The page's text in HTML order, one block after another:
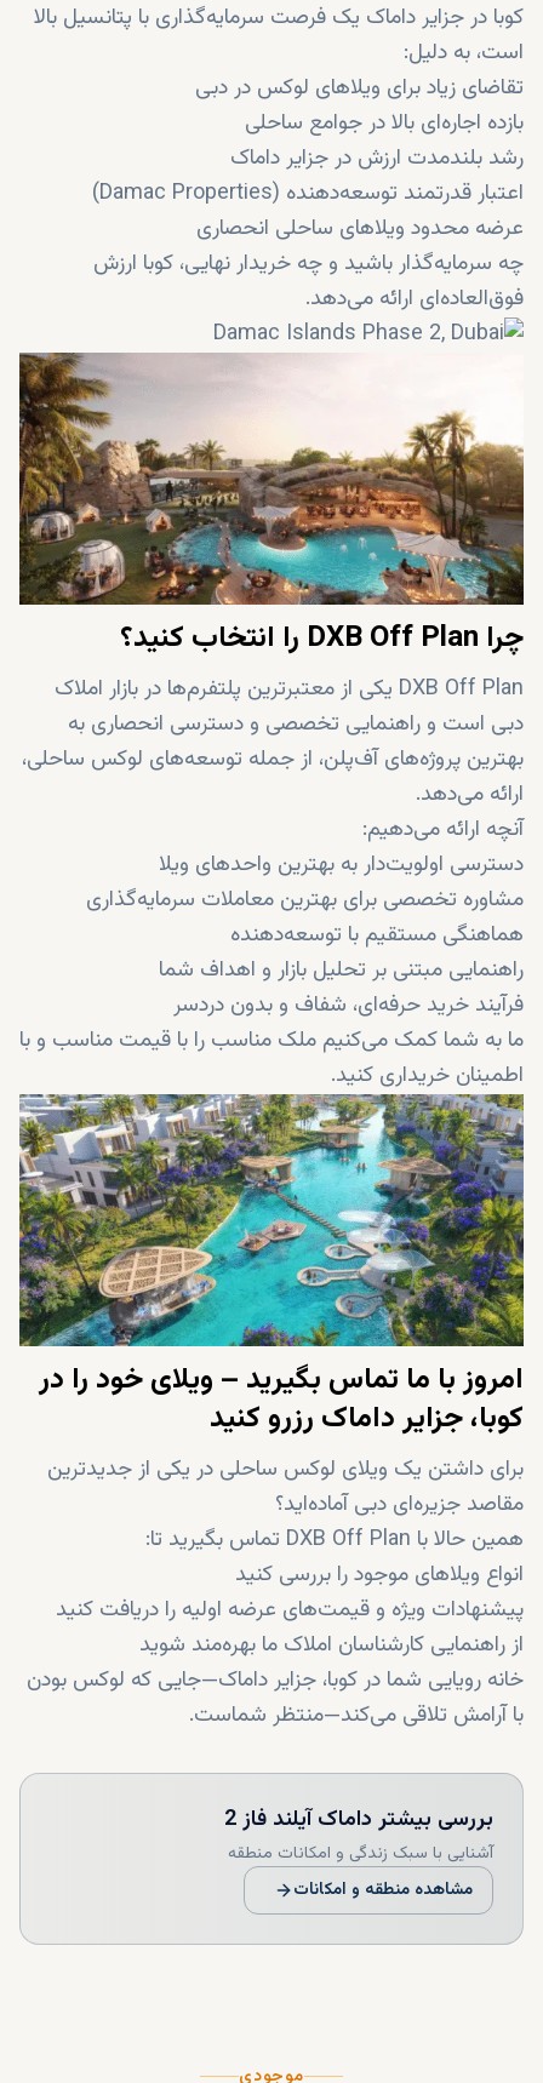
کوبا در جزایر داماک یک فرصت سرمایه‌گذاری با پتانسیل بالا
است، به دلیل:
تقاضای زیاد برای ویلاهای لوکس در دبی
بازده اجاره‌ای بالا در جوامع ساحلی
رشد بلندمدت ارزش در جزایر داماک
اعتبار قدرتمند توسعه‌دهنده (Damac Properties)
عرضه محدود ویلاهای ساحلی انحصاری
چه سرمایه‌گذار باشید و چه خریدار نهایی، کوبا ارزش
فوق‌العاده‌ای ارائه می‌دهد.
چرا DXB Off Plan را انتخاب کنید؟
DXB Off Plan یکی از معتبرترین پلتفرم‌ها در بازار املاک
دبی است و راهنمایی تخصصی و دسترسی انحصاری به
بهترین پروژه‌های آف‌پلن، از جمله توسعه‌های لوکس ساحلی،
ارائه می‌دهد.
آنچه ارائه می‌دهیم:
دسترسی اولویت‌دار به بهترین واحدهای ویلا
مشاوره تخصصی برای بهترین معاملات سرمایه‌گذاری
هماهنگی مستقیم با توسعه‌دهنده
راهنمایی مبتنی بر تحلیل بازار و اهداف شما
فرآیند خرید حرفه‌ای، شفاف و بدون دردسر
ما به شما کمک می‌کنیم ملک مناسب را با قیمت مناسب و با
اطمینان خریداری کنید.
امروز با ما تماس بگیرید – ویلای خود را در
کوبا، جزایر داماک رزرو کنید
برای داشتن یک ویلای لوکس ساحلی در یکی از جدیدترین
مقاصد جزیره‌ای دبی آماده‌اید؟
همین حالا با DXB Off Plan تماس بگیرید تا:
انواع ویلاهای موجود را بررسی کنید
پیشنهادات ویژه و قیمت‌های عرضه اولیه را دریافت کنید
از راهنمایی کارشناسان املاک ما بهره‌مند شوید
خانه رویایی شما در کوبا، جزایر داماک—جایی که لوکس بودن
با آرامش تلاقی می‌کند—منتظر شماست.
بررسی بیشتر داماک آیلند فاز 2
آشنایی با سبک زندگی و امکانات منطقه
مشاهده منطقه و امکانات
موجودی